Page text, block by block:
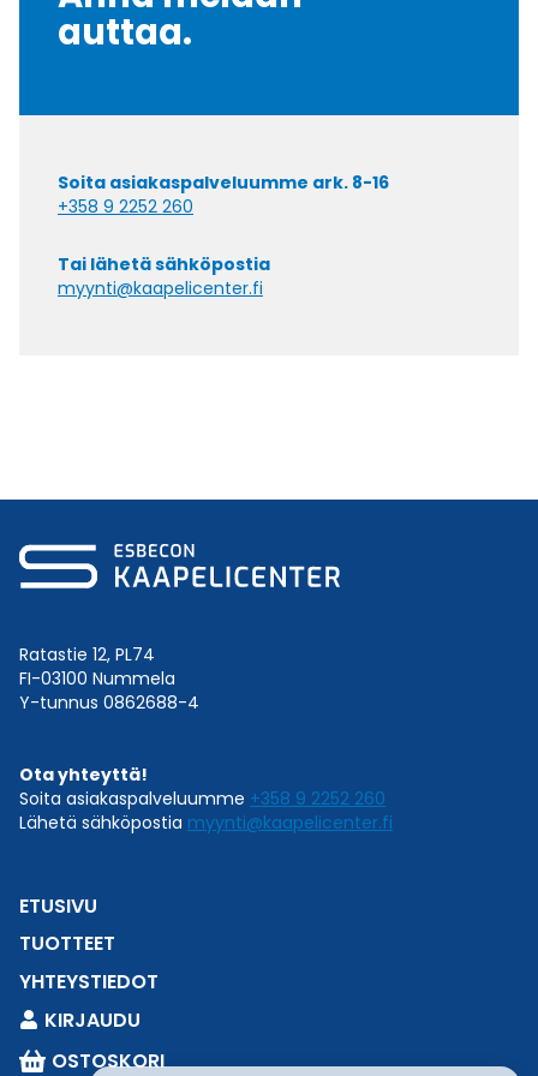
auttaa.
Soita asiakaspalveluumme ark. 8-16
+358 9 2252 260
Tai lähetä sähköpostia
myynti@kaapelicenter.fi
Ratastie 12, PL74
FI-03100 Nummela
Y-tunnus 0862688-4
Ota yhteyttä!
Soita asiakaspalveluumme +358 9 2252 260
Lähetä sähköpostia myynti@kaapelicenter.fi
ETUSIVU
TUOTTEET
YHTEYSTIEDOT
KIRJAUDU
OSTOSKORI